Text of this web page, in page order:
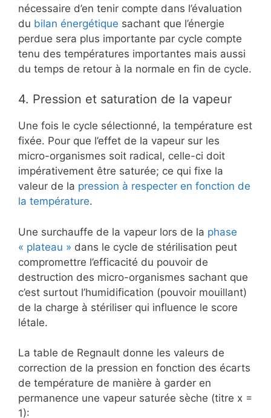
nécessaire d’en tenir compte dans l’évaluation
du bilan énergétique sachant que l’énergie
perdue sera plus importante par cycle compte
tenu des températures importantes mais aussi
du temps de retour à la normale en fin de cycle.
4. Pression et saturation de la vapeur
Une fois le cycle sélectionné, la température est
fixée. Pour que l’effet de la vapeur sur les
micro-organismes soit radical, celle-ci doit
impérativement être saturée; ce qui fixe la
valeur de la pression à respecter en fonction de
la température.
Une surchauffe de la vapeur lors de la phase
« plateau » dans le cycle de stérilisation peut
compromettre l’efficacité du pouvoir de
destruction des micro-organismes sachant que
c’est surtout l’humidification (pouvoir mouillant)
de la charge à stériliser qui influence le score
létale.
La table de Regnault donne les valeurs de
correction de la pression en fonction des écarts
de température de manière à garder en
permanence une vapeur saturée sèche (titre x =
1):